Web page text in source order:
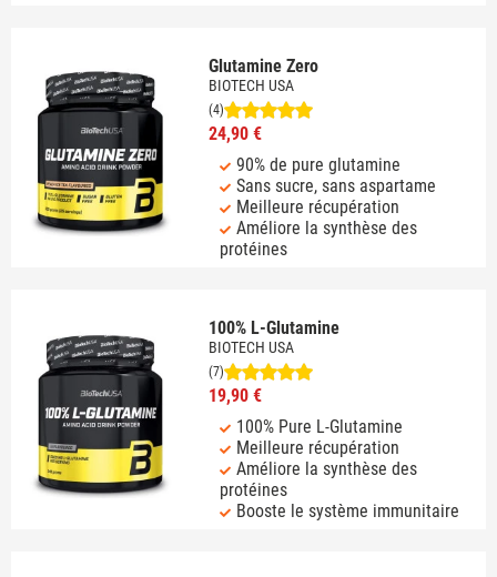
Glutamine Zero
BIOTECH USA
(4)
24,90 €
90% de pure glutamine
Sans sucre, sans aspartame
Meilleure récupération
Améliore la synthèse des
protéines
100% L-Glutamine
BIOTECH USA
(7)
19,90 €
100% Pure L-Glutamine
Meilleure récupération
Améliore la synthèse des
protéines
Booste le système immunitaire